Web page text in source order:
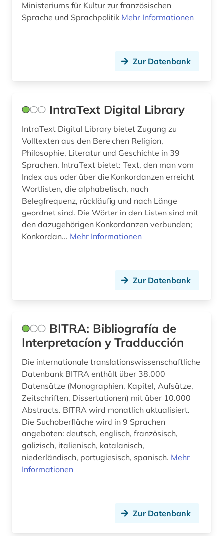
Ministeriums für Kultur zur französischen
Sprache und Sprachpolitik Mehr Informationen
Zur Datenbank
IntraText Digital Library
IntraText Digital Library bietet Zugang zu
Volltexten aus den Bereichen Religion,
Philosophie, Literatur und Geschichte in 39
Sprachen. IntraText bietet: Text, den man vom
Index aus oder über die Konkordanzen erreicht
Wortlisten, die alphabetisch, nach
Belegfrequenz, rückläufig und nach Länge
geordnet sind. Die Wörter in den Listen sind mit
den dazugehörigen Konkordanzen verbunden;
Konkordan... Mehr Informationen
Zur Datenbank
BITRA: Bibliografía de
Interpretacíon y Tradducción
Die internationale translationswissenschaftliche
Datenbank BITRA enthält über 38.000
Datensätze (Monographien, Kapitel, Aufsätze,
Zeitschriften, Dissertationen) mit über 10.000
Abstracts. BITRA wird monatlich aktualisiert.
Die Suchoberfläche wird in 9 Sprachen
angeboten: deutsch, englisch, französisch,
galizisch, italienisch, katalanisch,
niederländisch, portugiesisch, spanisch. Mehr
Informationen
Zur Datenbank